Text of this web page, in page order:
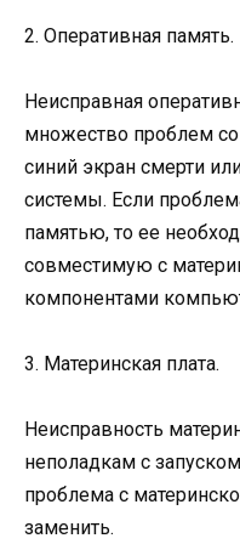
2. Оперативная память.
Неисправная
множество проблем со
синий экран смерти
системы. Если
памятью, то ее
совместимую с
компонентами
3. Материнская плата.
Неисправность
неполадкам с
проблема с
заменить.